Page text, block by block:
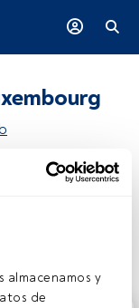
almacenamos y
de